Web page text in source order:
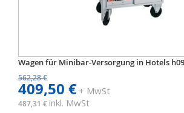
Wagen für Minibar-Versorgung in Hotels
562,28 €
409,50 €+ MwSt
487,31 € inkl. MwSt